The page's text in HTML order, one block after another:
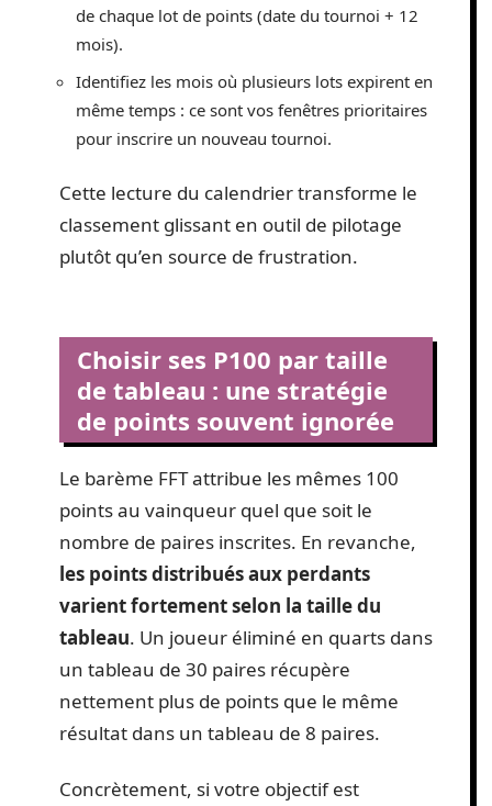
de chaque lot de points (date du tournoi + 12
mois).
Identifiez les mois où plusieurs lots expirent en
même temps : ce sont vos fenêtres prioritaires
pour inscrire un nouveau tournoi.
Cette lecture du calendrier transforme le
classement glissant en outil de pilotage
plutôt qu’en source de frustration.
Choisir ses P100 par taille
de tableau : une stratégie
de points souvent ignorée
Le barème FFT attribue les mêmes 100
points au vainqueur quel que soit le
nombre de paires inscrites. En revanche,
les points distribués aux perdants
varient fortement selon la taille du
tableau. Un joueur éliminé en quarts dans
un tableau de 30 paires récupère
nettement plus de points que le même
résultat dans un tableau de 8 paires.
Concrètement, si votre objectif est